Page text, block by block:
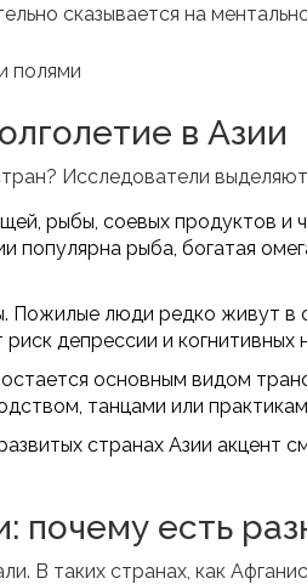
сказывается на
в Азии
Исследователи
рыбы, соевых продуктов и
популярна рыба, богатая
Пожилые люди редко живут в
депрессии и когнитивных
основным видом
танцами или
странах Азии акцент
почему есть
В таких странах, как